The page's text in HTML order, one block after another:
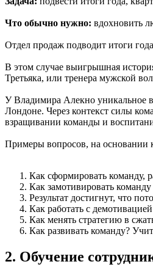
Что обычно нужно: вдохновить
Отдел продаж подводит итоги
В этом случае выигрышная
Третьяка, или тренера мужской
У Владимира Алекно уникальное
Лондоне. Через контекст силы
взращивании команды и
Примеры вопросов, на основании
Как сформировать команду,
Как замотивировать
Результат достигнут, что
Как работать с
Как менять стратегию в
Как развивать команду?
2. Обучение